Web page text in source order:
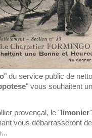
" du service public de
" vous souhaitent
provençal, le "limonier
vous débarrasseront